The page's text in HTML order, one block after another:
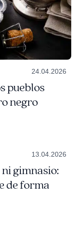
24.04.2026
pueblos
negro
13.04.2026
gimnasio:
de forma